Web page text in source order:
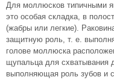
Для моллюсков типичными
это особая складка, в
(жабры или легкие).
защитную роль, т. е.
голове моллюска
щупальца для схватывания
выполняющая роль зубов и